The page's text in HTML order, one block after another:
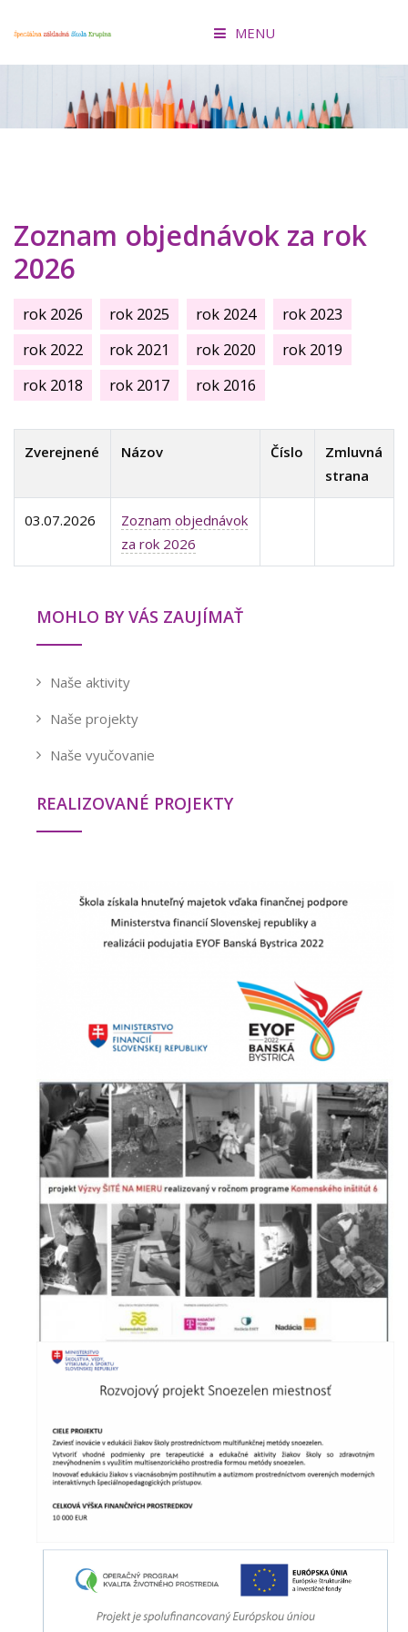
MENU
ÚVOD
O ŠKOLE
AKTIVITY
EDUPAGE
FACEBOOK
OZ ŠKRUPINKA
KONTAKTY
Zoznam objednávok za rok
2026
rok 2026 rok 2025 rok 2024
rok 2023
rok 2022
rok 2021 rok 2020
rok 2019
rok 2018
rok 2017 rok 2016
Zverejnené Názov Číslo
Zmluvná
strana
03.07.2026
Zoznam objednávok
za rok 2026
MOHLO BY VÁS ZAUJÍMAŤ
Naše aktivity
Naše projekty
Naše vyučovanie
REALIZOVANÉ PROJEKTY